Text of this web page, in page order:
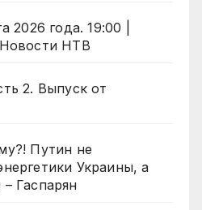
2026 года. 19:00 |
НТВ
2. Выпуск от
Путин не
Украины, а
Гаспарян